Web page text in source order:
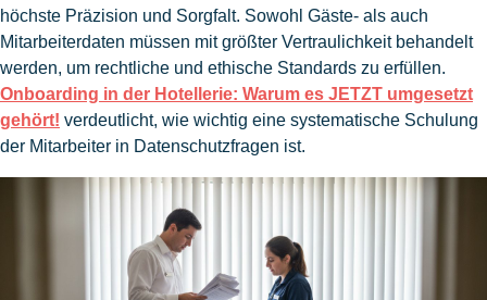
höchste Präzision und Sorgfalt. Sowohl Gäste- als auch
Mitarbeiterdaten müssen mit größter Vertraulichkeit behandelt
werden, um rechtliche und ethische Standards zu erfüllen.
Onboarding in der Hotellerie: Warum es JETZT umgesetzt
gehört! verdeutlicht, wie wichtig eine systematische Schulung
der Mitarbeiter in Datenschutzfragen ist.